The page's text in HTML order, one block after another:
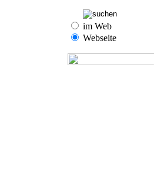
im Web
Webseite